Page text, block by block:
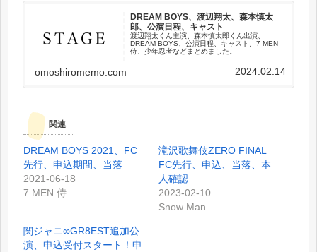
DREAM BOYS、渡辺翔太、森本慎太
郎、公演日程、キャスト
渡辺翔太くん主演、森本慎太郎くん出演、
DREAM BOYS、公演日程、キャスト、7 MEN
侍、少年忍者などまとめました。
omoshiromemo.com 2024.02.14
関連
DREAM BOYS 2021、FC
先行、申込期間、当落
2021-06-18
7 MEN 侍
滝沢歌舞伎ZERO FINAL
FC先行、申込、当落、本
人確認
2023-02-10
Snow Man
関ジャニ∞GR8EST追加公
演、申込受付スタート！申